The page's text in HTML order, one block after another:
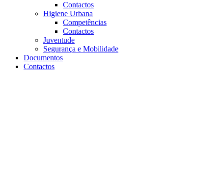
Contactos
Higiene Urbana
Competências
Contactos
Juventude
Segurança e Mobilidade
Documentos
Contactos